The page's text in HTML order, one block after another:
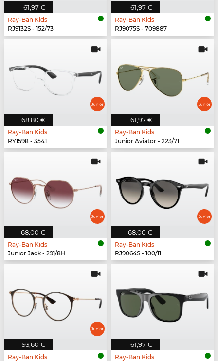
61,97 €
Ray-Ban Kids
RJ9132S - 152/73
61,97 €
Ray-Ban Kids
RJ9075S - 709887
68,80 €
Ray-Ban Kids
RY1598 - 3541
61,97 €
Ray-Ban Kids
Junior Aviator - 223/71
68,00 €
Ray-Ban Kids
Junior Jack - 291/8H
68,00 €
Ray-Ban Kids
RJ9064S - 100/11
93,60 €
Ray-Ban Kids
61,97 €
Ray-Ban Kids